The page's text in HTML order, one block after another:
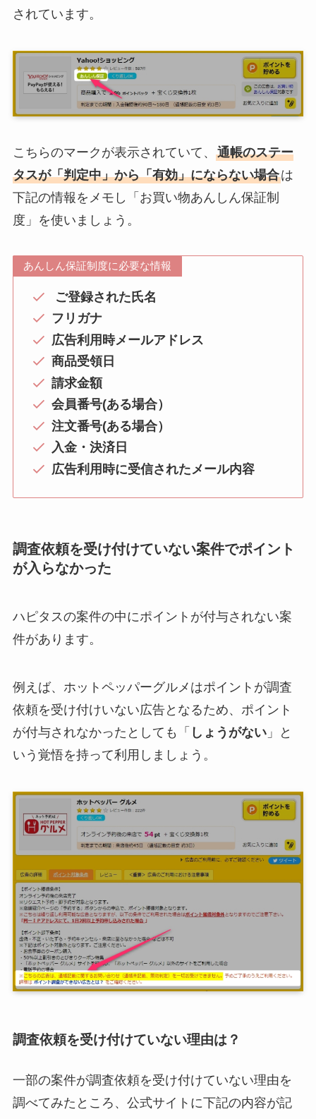
されています。
こちらのマークが表示されていて、 通帳のステー
タスが「判定中」から「有効」にならない場合は
下記の情報をメモし「お買い物あんしん保証制
度」を使いましょう。
あんしん保証制度に必要な情報
ご登録された氏名
フリガナ
広告利用時メールアドレス
商品受領日
請求金額
会員番号(ある場合）
注文番号(ある場合）
入金・決済日
広告利用時に受信されたメール内容
調査依頼を受け付けていない案件でポイント
が入らなかった
ハピタスの案件の中にポイントが付与されない案
件があります。
例えば、ホットペッパーグルメはポイントが調査
依頼を受け付けいない広告となるため、ポイント
が付与されなかったとしても「 しょうがない」と
いう覚悟を持って利用しましょう。
調査依頼を受け付けていない理由は？
一部の案件が調査依頼を受け付けていない理由を
調べてみたところ、公式サイトに下記の内容が記